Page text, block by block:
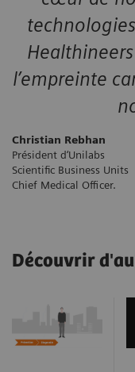
l’empreinte
Christian Rebhan
Président d‘Unilabs
Scientific Business Units
Chief Medical Officer.
Découvrir